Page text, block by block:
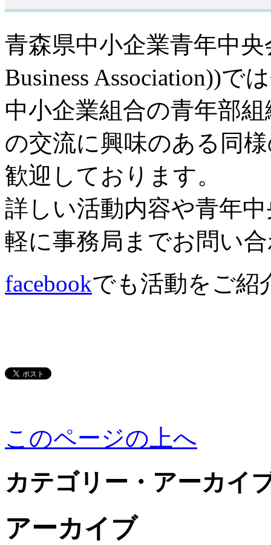
青森県中小企業青年中
Business Association))で
中小企業組合の青年部
の交流に興味のある同
歓迎しております。
詳しい活動内容や青年
軽に事務局までお問い
facebookでも活動をご紹
このページの上へ
カテゴリー・アーカイ
アーカイブ